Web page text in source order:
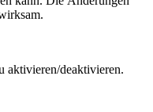
aktivieren/deaktivieren.